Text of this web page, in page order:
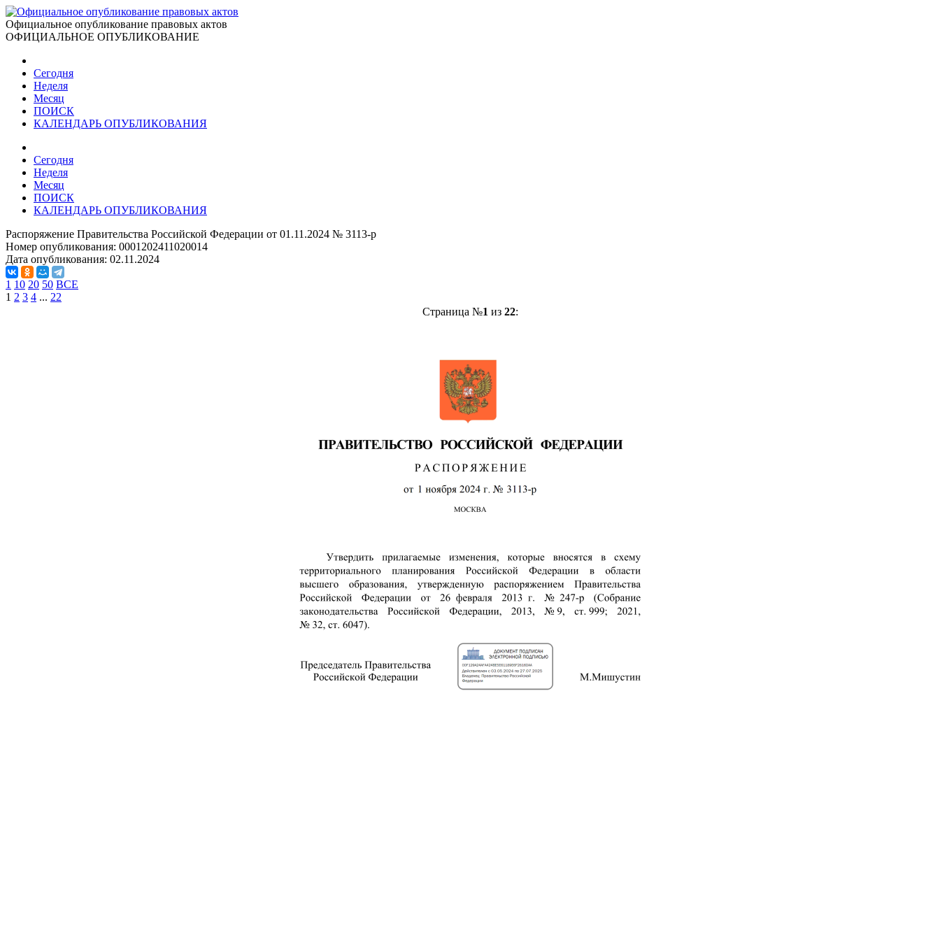
Официальное опубликование правовых актов
ОФИЦИАЛЬНОЕ ОПУБЛИКОВАНИЕ
Сегодня
Неделя
Месяц
ПОИСК
КАЛЕНДАРЬ ОПУБЛИКОВАНИЯ
Сегодня
Неделя
Месяц
ПОИСК
КАЛЕНДАРЬ ОПУБЛИКОВАНИЯ
Распоряжение Правительства Российской Федерации от 01.11.2024 № 3113-р
Номер опубликования: 0001202411020014
Дата опубликования: 02.11.2024
1 10 20 50 ВСЕ
1 2 3 4 ... 22
Страница №1 из 22: